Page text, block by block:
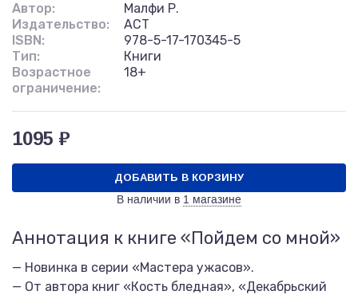
Автор:
Малфи Р.
Издательство:
АСТ
ISBN:
978-5-17-170345-5
Тип:
Книги
Возрастное
ограничение:
18+
1095 ₽
ДОБАВИТЬ В КОРЗИНУ
В наличии в 1 магазине
Аннотация к книге «Пойдем со мной»
— Новинка в серии «Мастера ужасов».
— От автора книг «Кость бледная», «Декабрьский